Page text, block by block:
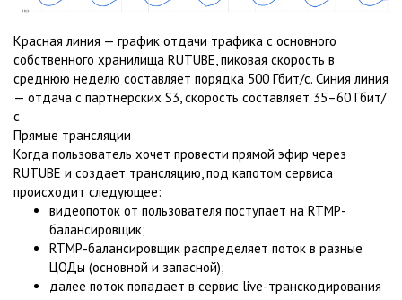
Красная линия — график отдачи трафика с основного
собственного хранилища RUTUBE, пиковая скорость в
среднюю неделю составляет порядка 500 Гбит/с. Синия линия
— отдача с партнерских S3, скорость составляет 35–60 Гбит/
с
Прямые трансляции
Когда пользователь хочет провести прямой эфир через
RUTUBE и создает трансляцию, под капотом сервиса
происходит следующее:
видеопоток от пользователя поступает на RTMP-
балансировщик;
RTMP-балансировщик распределяет поток в разные
ЦОДы (основной и запасной);
далее поток попадает в сервис live-транскодирования